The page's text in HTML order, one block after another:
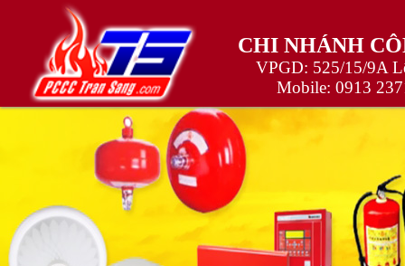
CHI NHÁNH
VPGD: 525/15/9A
Mobile: 0913